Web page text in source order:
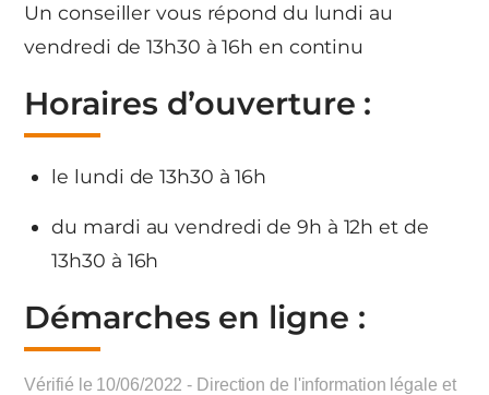
Un conseiller vous répond du lundi au
vendredi de 13h30 à 16h en continu
Horaires d’ouverture :
le lundi de 13h30 à 16h
du mardi au vendredi de 9h à 12h et de
13h30 à 16h
Démarches en ligne :
Vérifié le 10/06/2022 - Direction de l'information légale et